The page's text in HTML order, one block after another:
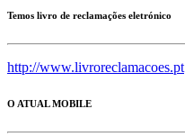
Temos livro de reclamações eletrónico
http://www.livroreclamacoes.pt
O ATUAL MOBILE